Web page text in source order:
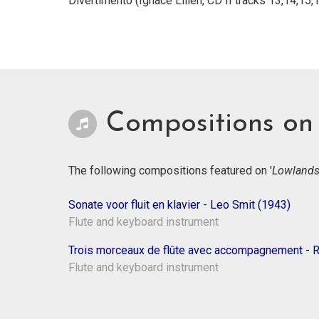
Compositions
The following compositions featured on 'Lowlands
Sonate voor fluit en klavier - Leo Smit (1943)
Flute and keyboard instrument
Flute and keyboard instrument